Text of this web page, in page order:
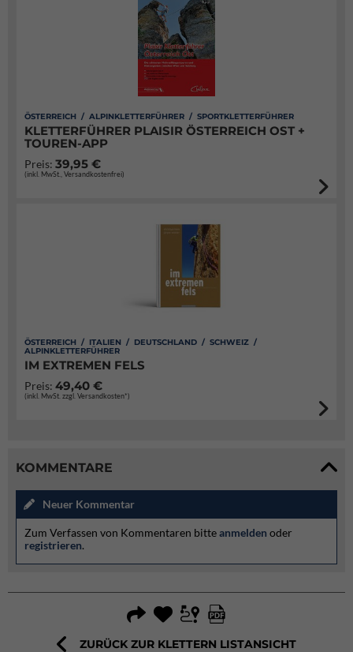
ÖSTERREICH / ALPINKLETTERFÜHRER / SPORTKLETTERFÜHRER
KLETTERFÜHRER PLAISIR ÖSTERREICH OST +
TOUREN-APP
Preis: 39,95 €
(inkl. MwSt., Versandkostenfrei)
ÖSTERREICH / ITALIEN / DEUTSCHLAND / SCHWEIZ /
ALPINKLETTERFÜHRER
IM EXTREMEN FELS
Preis: 49,40 €
(inkl. MwSt. zzgl. Versandkosten*)
KOMMENTARE
Neuer Kommentar
Zum Verfassen von Kommentaren bitteanmelden oder
registrieren.
ZURÜCK ZUR KLETTERN LISTANSICHT